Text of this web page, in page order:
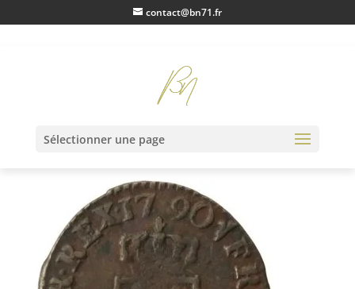
contact@bn71.fr
Sélectionner une page
IMG_0977